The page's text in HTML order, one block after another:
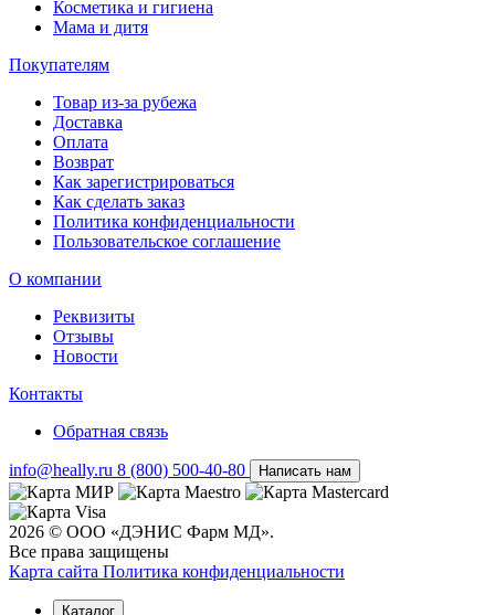
Косметика и гигиена
Мама и дитя
Покупателям
Товар из-за рубежа
Доставка
Оплата
Возврат
Как зарегистрироваться
Как сделать заказ
Политика конфиденциальности
Пользовательское соглашение
О компании
Реквизиты
Отзывы
Новости
Контакты
Обратная связь
info@heally.ru 8 (800) 500-40-80 Написать нам
2026 © ООО «ДЭНИС Фарм МД».
Все права защищены
Карта сайта Политика конфиден­циальности
Каталог